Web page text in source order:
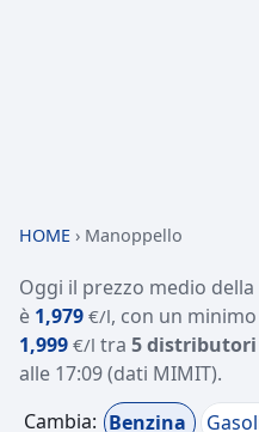
HOME › Manoppello
Oggi il prezzo medio della
è 1,979 €/l, con un
1,999 €/l tra 5 distributori
alle 17:09(dati MIMIT).
Cambia: Benzina